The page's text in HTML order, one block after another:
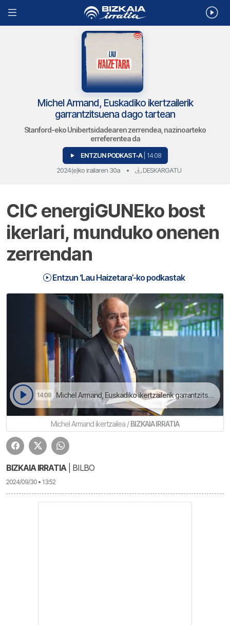
Michel Armand, Euskadiko ikertzailerik
garrantzitsuena dago tartean
Stanford-eko Unibertsidadearen zerrendea, nazinoarteko
erreferentea da
ENTZUN PODKAST-A | 14:08
2024(e)ko irailaren 30a • DESKARGATU
CIC energiGUNEko bost
ikerlari, munduko onenen
zerrendan
Entzun ‘Lau Haizetara’-ko podkastak
14:08 Michel Armand, Euskadiko ikertzailerik garrantzitsuena dago tartean | Lau Haizetara
Michel Armand ikertzailea /BIZKAIA IRRATIA
BIZKAIA IRRATIA | BILBO
2024/09/30 • 13:52